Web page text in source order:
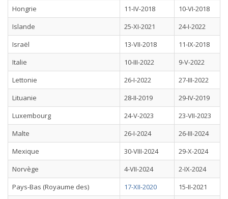
Hongrie
11-IV-2018
10-VI-2018
Islande
25-XI-2021
24-I-2022
Israël
13-VII-2018
11-IX-2018
Italie
10-III-2022
9-V-2022
Lettonie
26-I-2022
27-III-2022
Lituanie
28-II-2019
29-IV-2019
Luxembourg
24-V-2023
23-VII-2023
Malte
26-I-2024
26-III-2024
Mexique
30-VIII-2024
29-X-2024
Norvège
4-VII-2024
2-IX-2024
Pays-Bas (Royaume des)
17-XII-2020
15-II-2021